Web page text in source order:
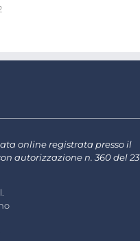
online registrata presso il
autorizzazione n. 360 del 23